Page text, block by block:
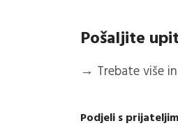
Pošaljite upit
→ Trebate više
Podjeli s